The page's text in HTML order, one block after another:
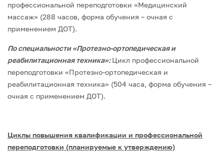
профессиональной переподготовки «Медицинский
массаж» (288 часов, форма обучения – очная с
применением ДОТ).
По специальности «Протезно-ортопедическая и
реабилитационная техника»: Цикл профессиональной
переподготовки «Протезно-ортопедическая и
реабилитационная техника» (504 часа, форма обучения –
очная с применением ДОТ).
Циклы повышения квалификации и профессиональной
переподготовки (планируемые к утверждению)